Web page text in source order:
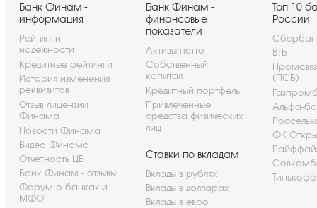
Банк Финам -
информация
Рейтинги
надежности
Кредитные рейтинги
История изменения
реквизитов
Отзыв лицензии
Финама
Новости Финама
Видео Финама
Отчетность ЦБ
Банк Финам - отзывы
Форум о банках и
МФО
Банк Финам -
финансовые
показатели
Активы-нетто
Собственный
капитал
Кредитный портфель
Привлеченные
средства физических
лиц
Ставки по вкладам
Вклады в рублях
Вклады в долларах
Вклады в евро
Топ 10
России
ВТБ
(ПСБ)
Альфа-
ФК